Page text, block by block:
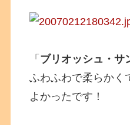
「 ブリオッシュ・サ
ふわふわで柔らかく
よかったです！